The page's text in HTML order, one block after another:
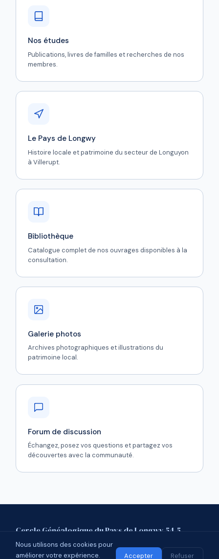
Nos études
Publications, livres de familles et recherches de nos
membres.
Le Pays de Longwy
Histoire locale et patrimoine du secteur de Longuyon
à Villerupt.
Bibliothèque
Catalogue complet de nos ouvrages disponibles à la
consultation.
Galerie photos
Archives photographiques et illustrations du
patrimoine local.
Forum de discussion
Échangez, posez vos questions et partagez vos
découvertes avec la communauté.
Cercle Généalogique du Pays de Longwy 54.5
Mentions légalesContactForum
© 2026 CGPL 54.5 · Affilié à l'UCGL
Nous utilisons des cookies pour
améliorer votre expérience.
Accepter Refuser